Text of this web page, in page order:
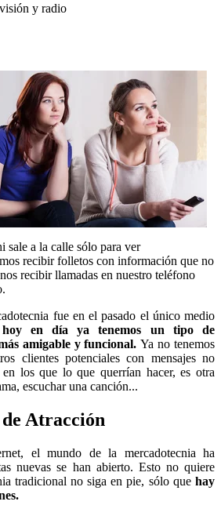
y radio
sale a la calle sólo para ver
recibir folletos con información que no
recibir llamadas en nuestro teléfono
fue en el pasado el único medio
hoy en día ya tenemos un tipo de
amigable y funcional.Ya no tenemos
clientes potenciales con mensajes no
en los que lo que querrían hacer, es otra
escuchar una canción...
Atracción
el mundo de la mercadotecnia ha
nuevas se han abierto. Esto no quiere
tradicional no siga en pie, sólo quehay